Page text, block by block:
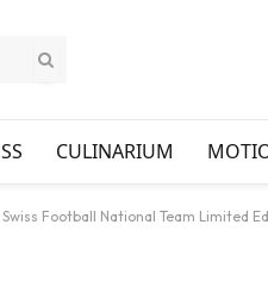
CULINARIUM
Football National Team Limited